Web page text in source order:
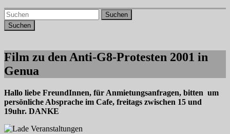
Suchen
Film zu den Anti-G8-Protesten 2001 in
Genua
Hallo liebe FreundInnen, für Anmietungsanfragen, bitten um
persönliche Absprache im Cafe, freitags zwischen 15 und
19uhr. DANKE